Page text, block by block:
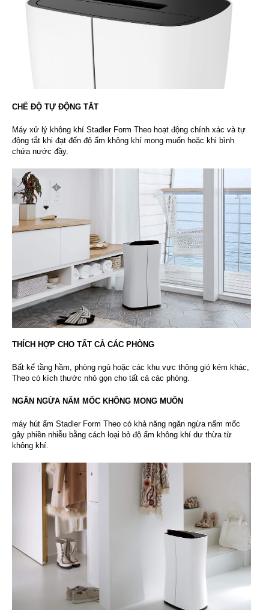
CHẾ ĐỘ TỰ ĐỘNG TẮT
Máy xử lý không khí Stadler Form Theo hoạt động chính xác và tự
động tắt khi đạt đến độ ẩm không khí mong muốn hoặc khi bình
chứa nước đầy.
THÍCH HỢP CHO TẤT CẢ CÁC PHÒNG
Bất kể tầng hầm, phòng ngủ hoặc các khu vực thông gió kém khác,
Theo có kích thước nhỏ gọn cho tất cả các phòng.
NGĂN NGỪA NẤM MỐC KHÔNG MONG MUỐN
máy hút ẩm Stadler Form Theo có khả năng ngăn ngừa nấm mốc
gây phiền nhiễu bằng cách loại bỏ độ ẩm không khí dư thừa từ
không khí.